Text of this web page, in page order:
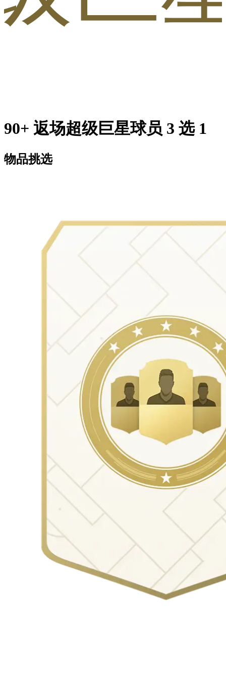
90+ 返场超级巨星球员 3 选 1
物品挑选